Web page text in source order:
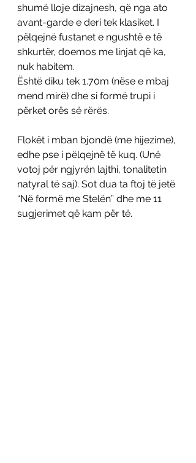
shumë lloje dizajnesh, që nga ato
avant-garde e deri tek klasiket. I
pëlqejnë fustanet e ngushtë e të
shkurtër, doemos me linjat që ka,
nuk habitem.
Është diku tek 1.70m (nëse e mbaj
mend mirë) dhe si formë trupi i
përket orës së rërës.
Flokët i mban bjondë (me hijezime),
edhe pse i pëlqejnë të kuq. (Unë
votoj për ngjyrën lajthi, tonalitetin
natyral të saj). Sot dua ta ftoj të jetë
“Në formë me Stelën” dhe me 11
sugjerimet që kam për të.